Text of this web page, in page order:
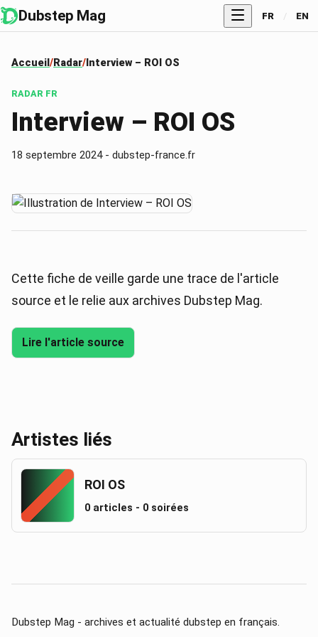
Dubstep Mag FR / EN
Accueil Radar Interview – ROI OS
RADAR FR
Interview – ROI OS
18 septembre 2024- dubstep-france.fr
Cette fiche de veille garde une trace de l'article
source et le relie aux archives Dubstep Mag.
Lire l'article source
Artistes liés
ROI OS
0 articles - 0 soirées
Dubstep Mag - archives et actualité dubstep en français.